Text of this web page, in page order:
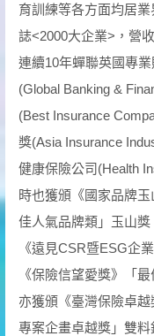
育訓練等各方面均居
誌<2000大企業>，營
連續10年蟬聯英國專
(Global Banking &
(Best Insurance
獎(Asia Insurance
健康保險公司(Health
時也獲頒《國家品牌
佳人氣品牌類」玉山
《遠見CSR暨ESG企
《保險信望愛獎》「
亦獲頒《臺灣保險卓
專案企畫卓越獎」雙